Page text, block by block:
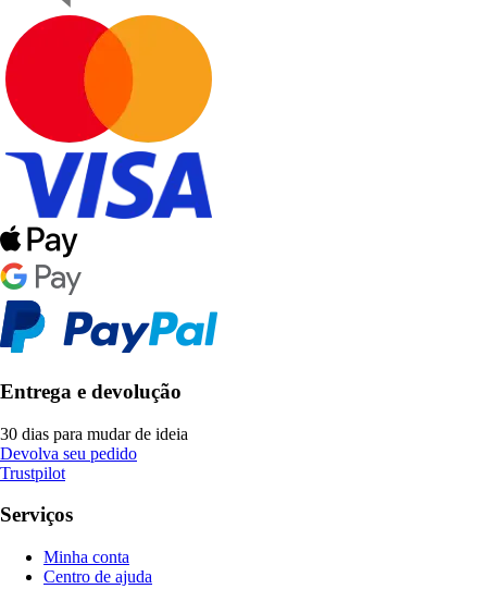
Entrega e devolução
30 dias para mudar de ideia
Devolva seu pedido
Trustpilot
Serviços
Minha conta
Centro de ajuda